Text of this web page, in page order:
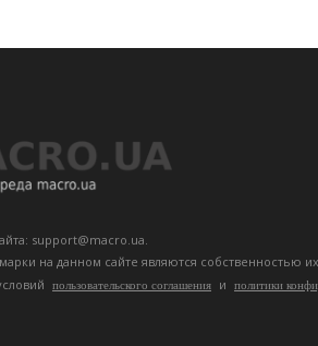
support@macro.ua.
на данном сайте являются собственностью
пользовательского соглашения и политики